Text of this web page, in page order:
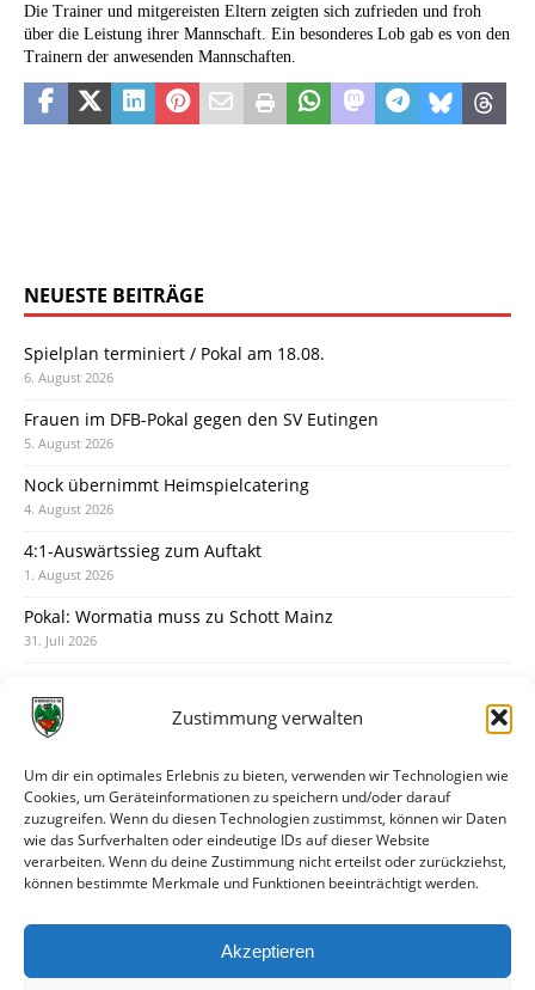
Zustimmung verwalten
Um dir ein optimales Erlebnis zu bieten, verwenden wir Technologien wie
Cookies, um Geräteinformationen zu speichern und/oder darauf
zuzugreifen. Wenn du diesen Technologien zustimmst, können wir Daten
wie das Surfverhalten oder eindeutige IDs auf dieser Website
verarbeiten. Wenn du deine Zustimmung nicht erteilst oder zurückziehst,
können bestimmte Merkmale und Funktionen beeinträchtigt werden.
Akzeptieren
Die Trainer und mitgereisten Eltern zeigten sich zufrieden und froh
über die Leistung ihrer Mannschaft. Ein besonderes Lob gab es von den
Trainern der anwesenden Mannschaften.
NEUESTE BEITRÄGE
Spielplan terminiert / Pokal am 18.08.
6. August 2026
Frauen im DFB-Pokal gegen den SV Eutingen
5. August 2026
Nock übernimmt Heimspielcatering
4. August 2026
4:1-Auswärtssieg zum Auftakt
1. August 2026
Pokal: Wormatia muss zu Schott Mainz
31. Juli 2026
30. Juli 2026
28. Juli 2026
Neuer Rückensponsor
28. Juli 2026
Neue Podcast-Folge: So tickt Björn!
Eindrücke vom Stadionfest
27. Juli 2026